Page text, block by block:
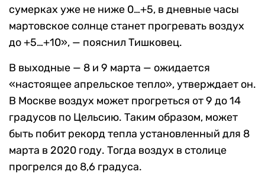
сумерках уже не ниже 0…+5, в дневные часы
мартовское солнце станет прогревать воздух
до +5…+10», — пояснил Тишковец.
В выходные — 8 и 9 марта — ожидается
«настоящее апрельское тепло», утверждает он.
В Москве воздух может прогреться от 9 до 14
градусов по Цельсию. Таким образом, может
быть побит рекорд тепла установленный для 8
марта в 2020 году. Тогда воздух в столице
прогрелся до 8,6 градуса.